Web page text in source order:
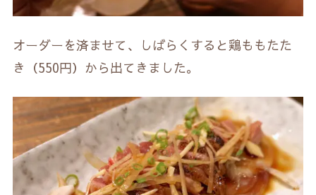
オーダーを済ませて、しばらくすると鶏ももたた
き（550円）から出てきました。